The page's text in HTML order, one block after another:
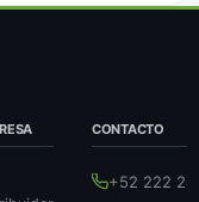
CONTACTO
+52 222